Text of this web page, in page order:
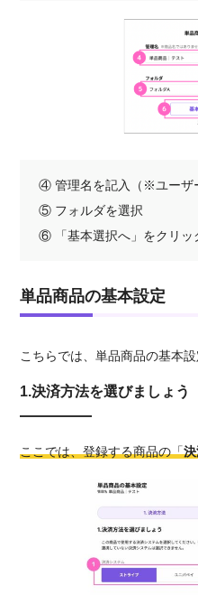
④ 管理名を記入（※ユーザ
⑤ フォルダを選択
⑥ 「基本選択へ」をクリッ
単品商品の基本設定
こちらでは、単品商品の基本設
1.決済方法を選びましょう
ここでは、登録する商品の「